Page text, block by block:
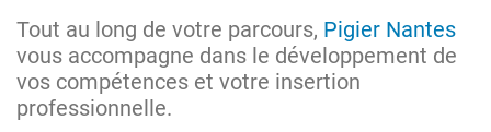
Tout au long de votre parcours, Pigier Nantes
vous accompagne dans le développement de
vos compétences et votre insertion
professionnelle.